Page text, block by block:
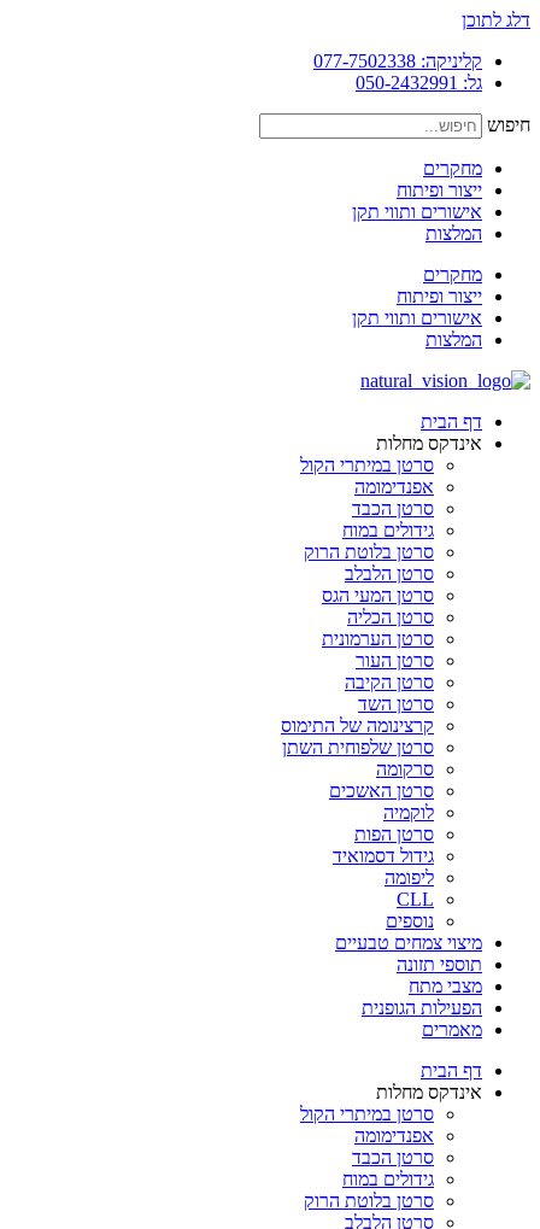
דלג לתוכן
קליניקה: 077-7502338
גל: 050-2432991
חיפוש
מחקרים
ייצור ופיתוח
אישורים ותווי תקן
המלצות
מחקרים
ייצור ופיתוח
אישורים ותווי תקן
המלצות
דף הבית
אינדקס מחלות
סרטן במיתרי הקול
אפנדימומה
סרטן הכבד
גידולים במוח
סרטן בלוטת הרוק
סרטן הלבלב
סרטן המעי הגס
סרטן הכליה
סרטן הערמונית
סרטן העור
סרטן הקיבה
סרטן השד
קרצינומה של התימוס
סרטן שלפוחית השתן
סרקומה
סרטן האשכים
לוקמיה
סרטן הפות
גידול דסמואיד
ליפומה
CLL
נוספים
מיצוי צמחים טבעיים
תוספי תזונה
מצבי מתח
הפעילות הגופנית
מאמרים
דף הבית
אינדקס מחלות
סרטן במיתרי הקול
אפנדימומה
סרטן הכבד
גידולים במוח
סרטן בלוטת הרוק
סרטן הלבלב